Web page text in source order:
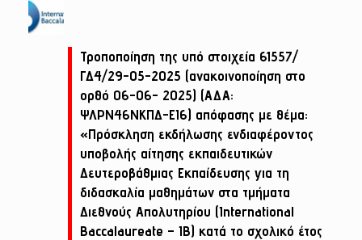
Τροποποίηση της υπό στοιχεία 61557/
ΓΔ4/29-05-2025 (ανακοινοποίηση στο
ορθό 06-06- 2025) (ΑΔΑ:
ΨΛΡΝ46ΝΚΠΔ-ΕΙ6) απόφασης με θέμα:
«Πρόσκληση εκδήλωσης ενδιαφέροντος
υποβολής αίτησης εκπαιδευτικών
Δευτεροβάθμιας Εκπαίδευσης για τη
διδασκαλία μαθημάτων στα τμήματα
Διεθνούς Απολυτηρίου (International
Baccalaureate – IB) κατά το σχολικό έτος